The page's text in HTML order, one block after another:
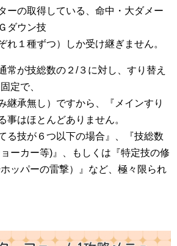
ーの取得している、命中・大ダメー
ダウン技
れ１種ずつ）しか受け継ぎません。
常が技総数の２/３に対し、すり替え
定で、
継承無し）ですから、『メインすり
事はほとんどありません。
る技が６つ以下の場合』、『技総数
ーカー等)』、もしくは『特定技の修
ッパーの雷撃）』など、極々限られ